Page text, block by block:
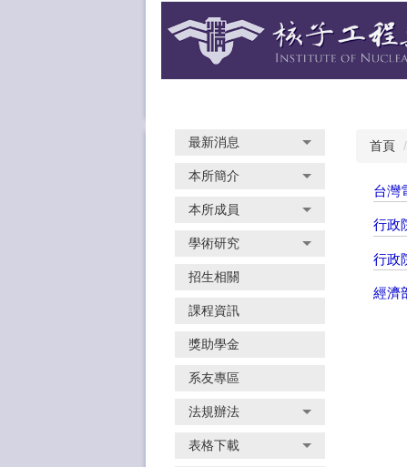
最新消息
本所簡介
本所成員
學術研究
招生相關
課程資訊
獎助學金
系友專區
法規辦法
表格下載
首頁
台灣
行政
行政
經濟